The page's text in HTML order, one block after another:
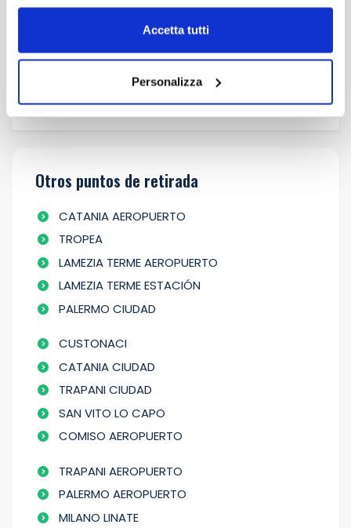
Accetta tutti
Personalizza
Otros puntos de retirada
CATANIA AEROPUERTO
TROPEA
LAMEZIA TERME AEROPUERTO
LAMEZIA TERME ESTACIÓN
PALERMO CIUDAD
CUSTONACI
CATANIA CIUDAD
TRAPANI CIUDAD
SAN VITO LO CAPO
COMISO AEROPUERTO
TRAPANI AEROPUERTO
PALERMO AEROPUERTO
MILANO LINATE